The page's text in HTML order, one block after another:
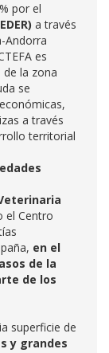
por el
a través
Andorra
es
la zona
se
a través
territorial
el Centro
en el
de la
de los
superficie de
y grandes